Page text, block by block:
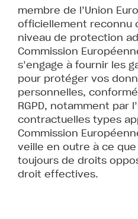
membre de l’Union
officiellement reconnu
niveau de protection
Commission
s’engage à fournir les
pour protéger vos
personnelles,
RGPD, notamment par
contractuelles types
Commission
veille en outre à ce
toujours de droits
droit effectives.